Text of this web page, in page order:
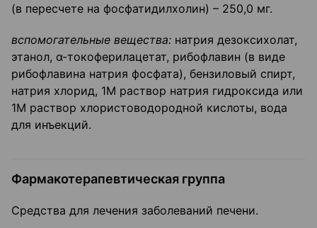
(в пересчете на фосфатидилхолин) – 250,0 мг.
вспомогательные вещества: натрия дезоксихолат,
этанол, α-токоферилацетат, рибофлавин (в виде
рибофлавина натрия фосфата), бензиловый спирт,
натрия хлорид, 1М раствор натрия гидроксида или
1М раствор хлористоводородной кислоты, вода
для инъекций.
Фармакотерапевтическая группа
Средства для лечения заболеваний печени.